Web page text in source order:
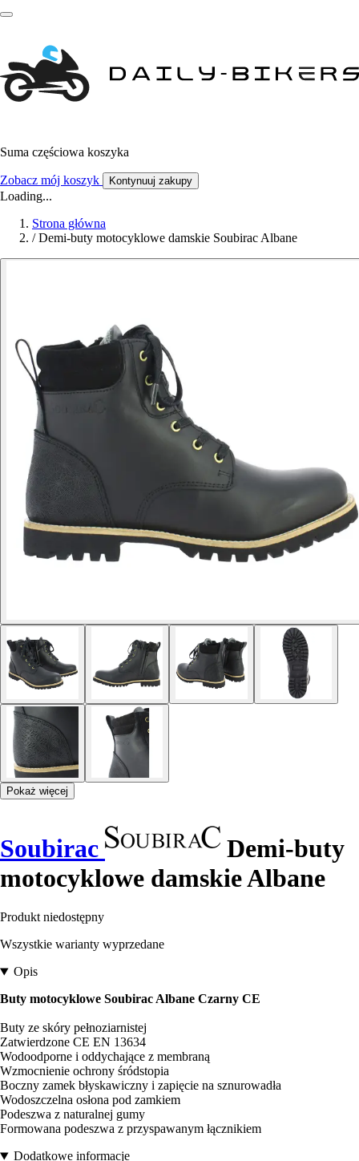
Suma częściowa koszyka
Zobacz mój koszyk Kontynuuj zakupy
Loading...
Strona główna
/ Demi-buty motocyklowe damskie Soubirac Albane
Pokaż więcej
Soubirac
Demi-buty
motocyklowe damskie Albane
Produkt niedostępny
Wszystkie warianty wyprzedane
Opis
Buty motocyklowe Soubirac Albane Czarny CE
Buty ze skóry pełnoziarnistej
Zatwierdzone CE EN 13634
Wodoodporne i oddychające z membraną
Wzmocnienie ochrony śródstopia
Boczny zamek błyskawiczny i zapięcie na sznurowadła
Wodoszczelna osłona pod zamkiem
Podeszwa z naturalnej gumy
Formowana podeszwa z przyspawanym łącznikiem
Dodatkowe informacje